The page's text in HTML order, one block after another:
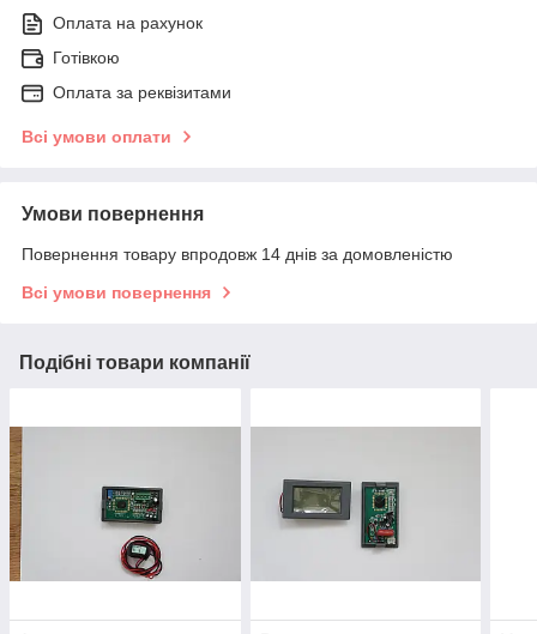
Оплата на рахунок
Готівкою
Оплата за реквізитами
Всі умови оплати
Умови повернення
Повернення товару впродовж 14 днів за домовленістю
Всі умови повернення
Подібні товари компанії